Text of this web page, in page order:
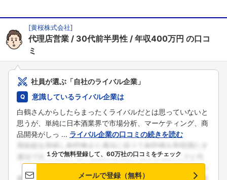
[黄桜株式会社]
代理店営業 30代前半男性 年収400万円 の口コ
ミ
社員が選ぶ「自社のライバル企業」
意識しているライバル企業は
白鶴さんからしたらまったくライバルだとは思っていないと
思うが、単純に日本酒業界で市場分析、マーケティング、商
品開発がしっ ... ライバル企業の口コミの続きを読む
１分で無料登録して、60万社の口コミをチェック
メールで登録（無料）